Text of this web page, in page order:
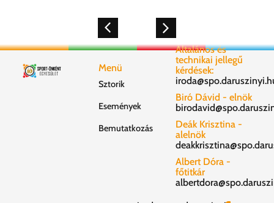
Menü
Sztorik
Események
Bemutatkozás
Általános és
technikai jellegű
kérdések:
Biró Dávid - elnök
Deák Krisztina -
alelnök
Albert Dóra -
főtitkár